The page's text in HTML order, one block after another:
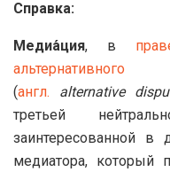
Справка:
Медиа́ция, в
(англ. alternative
третьей
заинтересованной
медиатора, который